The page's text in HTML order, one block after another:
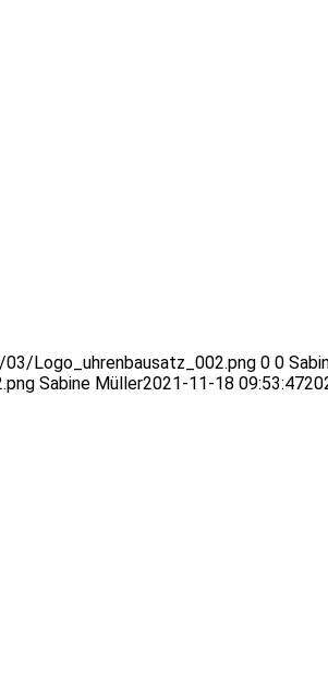
Logo_uhrenbausatz_002.png 0 0
Sabine Müller2021-11-18 09:53:47